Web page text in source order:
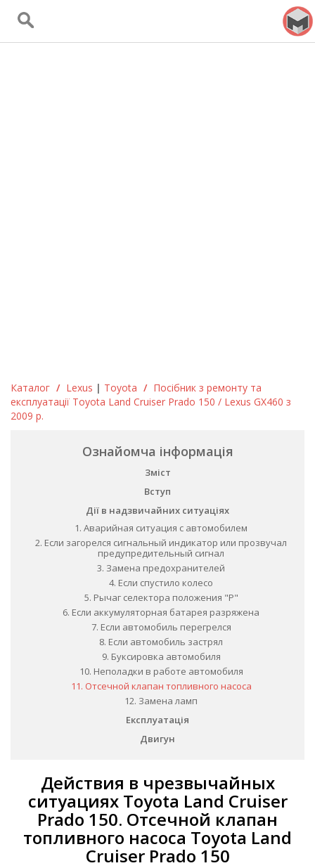
Каталог / Lexus | Toyota / Посібник з ремонту та
експлуатації Toyota Land Cruiser Prado 150 / Lexus GX460 з
2009 р.
Ознайомча інформація
Зміст
Вступ
Дії в надзвичайних ситуаціях
1. Аварийная ситуация с автомобилем
2. Если загорелся сигнальный индикатор или прозвучал
предупредительный сигнал
3. Замена предохранителей
4. Если спустило колесо
5. Рычаг селектора положения "P"
6. Если аккумуляторная батарея разряжена
7. Если автомобиль перегрелся
8. Если автомобиль застрял
9. Буксировка автомобиля
10. Неполадки в работе автомобиля
11. Отсечной клапан топливного насоса
12. Замена ламп
Експлуатація
Двигун
Действия в чрезвычайных
ситуациях Toyota Land Cruiser
Prado 150. Отсечной клапан
топливного насоса Toyota Land
Cruiser Prado 150